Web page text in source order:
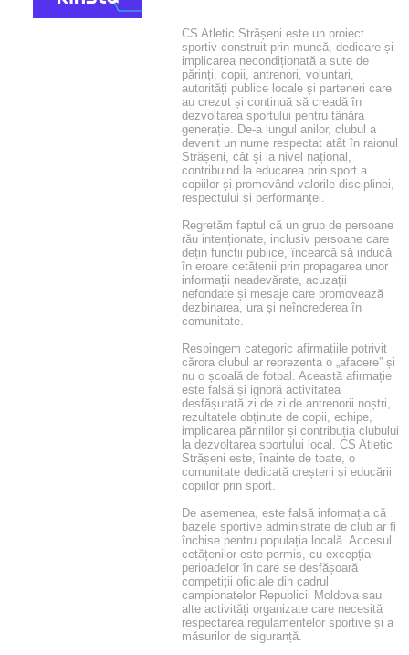
CS Atletic Strășeni este un proiect
sportiv construit prin muncă, dedicare și
implicarea necondiționată a sute de
părinți, copii, antrenori, voluntari,
autorități publice locale și parteneri care
au crezut și continuă să creadă în
dezvoltarea sportului pentru tânăra
generație. De-a lungul anilor, clubul a
devenit un nume respectat atât în raionul
Strășeni, cât și la nivel național,
contribuind la educarea prin sport a
copiilor și promovând valorile disciplinei,
respectului și performanței.
Regretăm faptul că un grup de persoane
rău intenționate, inclusiv persoane care
dețin funcții publice, încearcă să inducă
în eroare cetățenii prin propagarea unor
informații neadevărate, acuzații
nefondate și mesaje care promovează
dezbinarea, ura și neîncrederea în
comunitate.
Respingem categoric afirmațiile potrivit
cărora clubul ar reprezenta o „afacere” și
nu o școală de fotbal. Această afirmație
este falsă și ignoră activitatea
desfășurată zi de zi de antrenorii noștri,
rezultatele obținute de copii, echipe,
implicarea părinților și contribuția clubului
la dezvoltarea sportului local. CS Atletic
Strășeni este, înainte de toate, o
comunitate dedicată creșterii și educării
copiilor prin sport.
De asemenea, este falsă informația că
bazele sportive administrate de club ar fi
închise pentru populația locală. Accesul
cetățenilor este permis, cu excepția
perioadelor în care se desfășoară
competiții oficiale din cadrul
campionatelor Republicii Moldova sau
alte activități organizate care necesită
respectarea regulamentelor sportive și a
măsurilor de siguranță.